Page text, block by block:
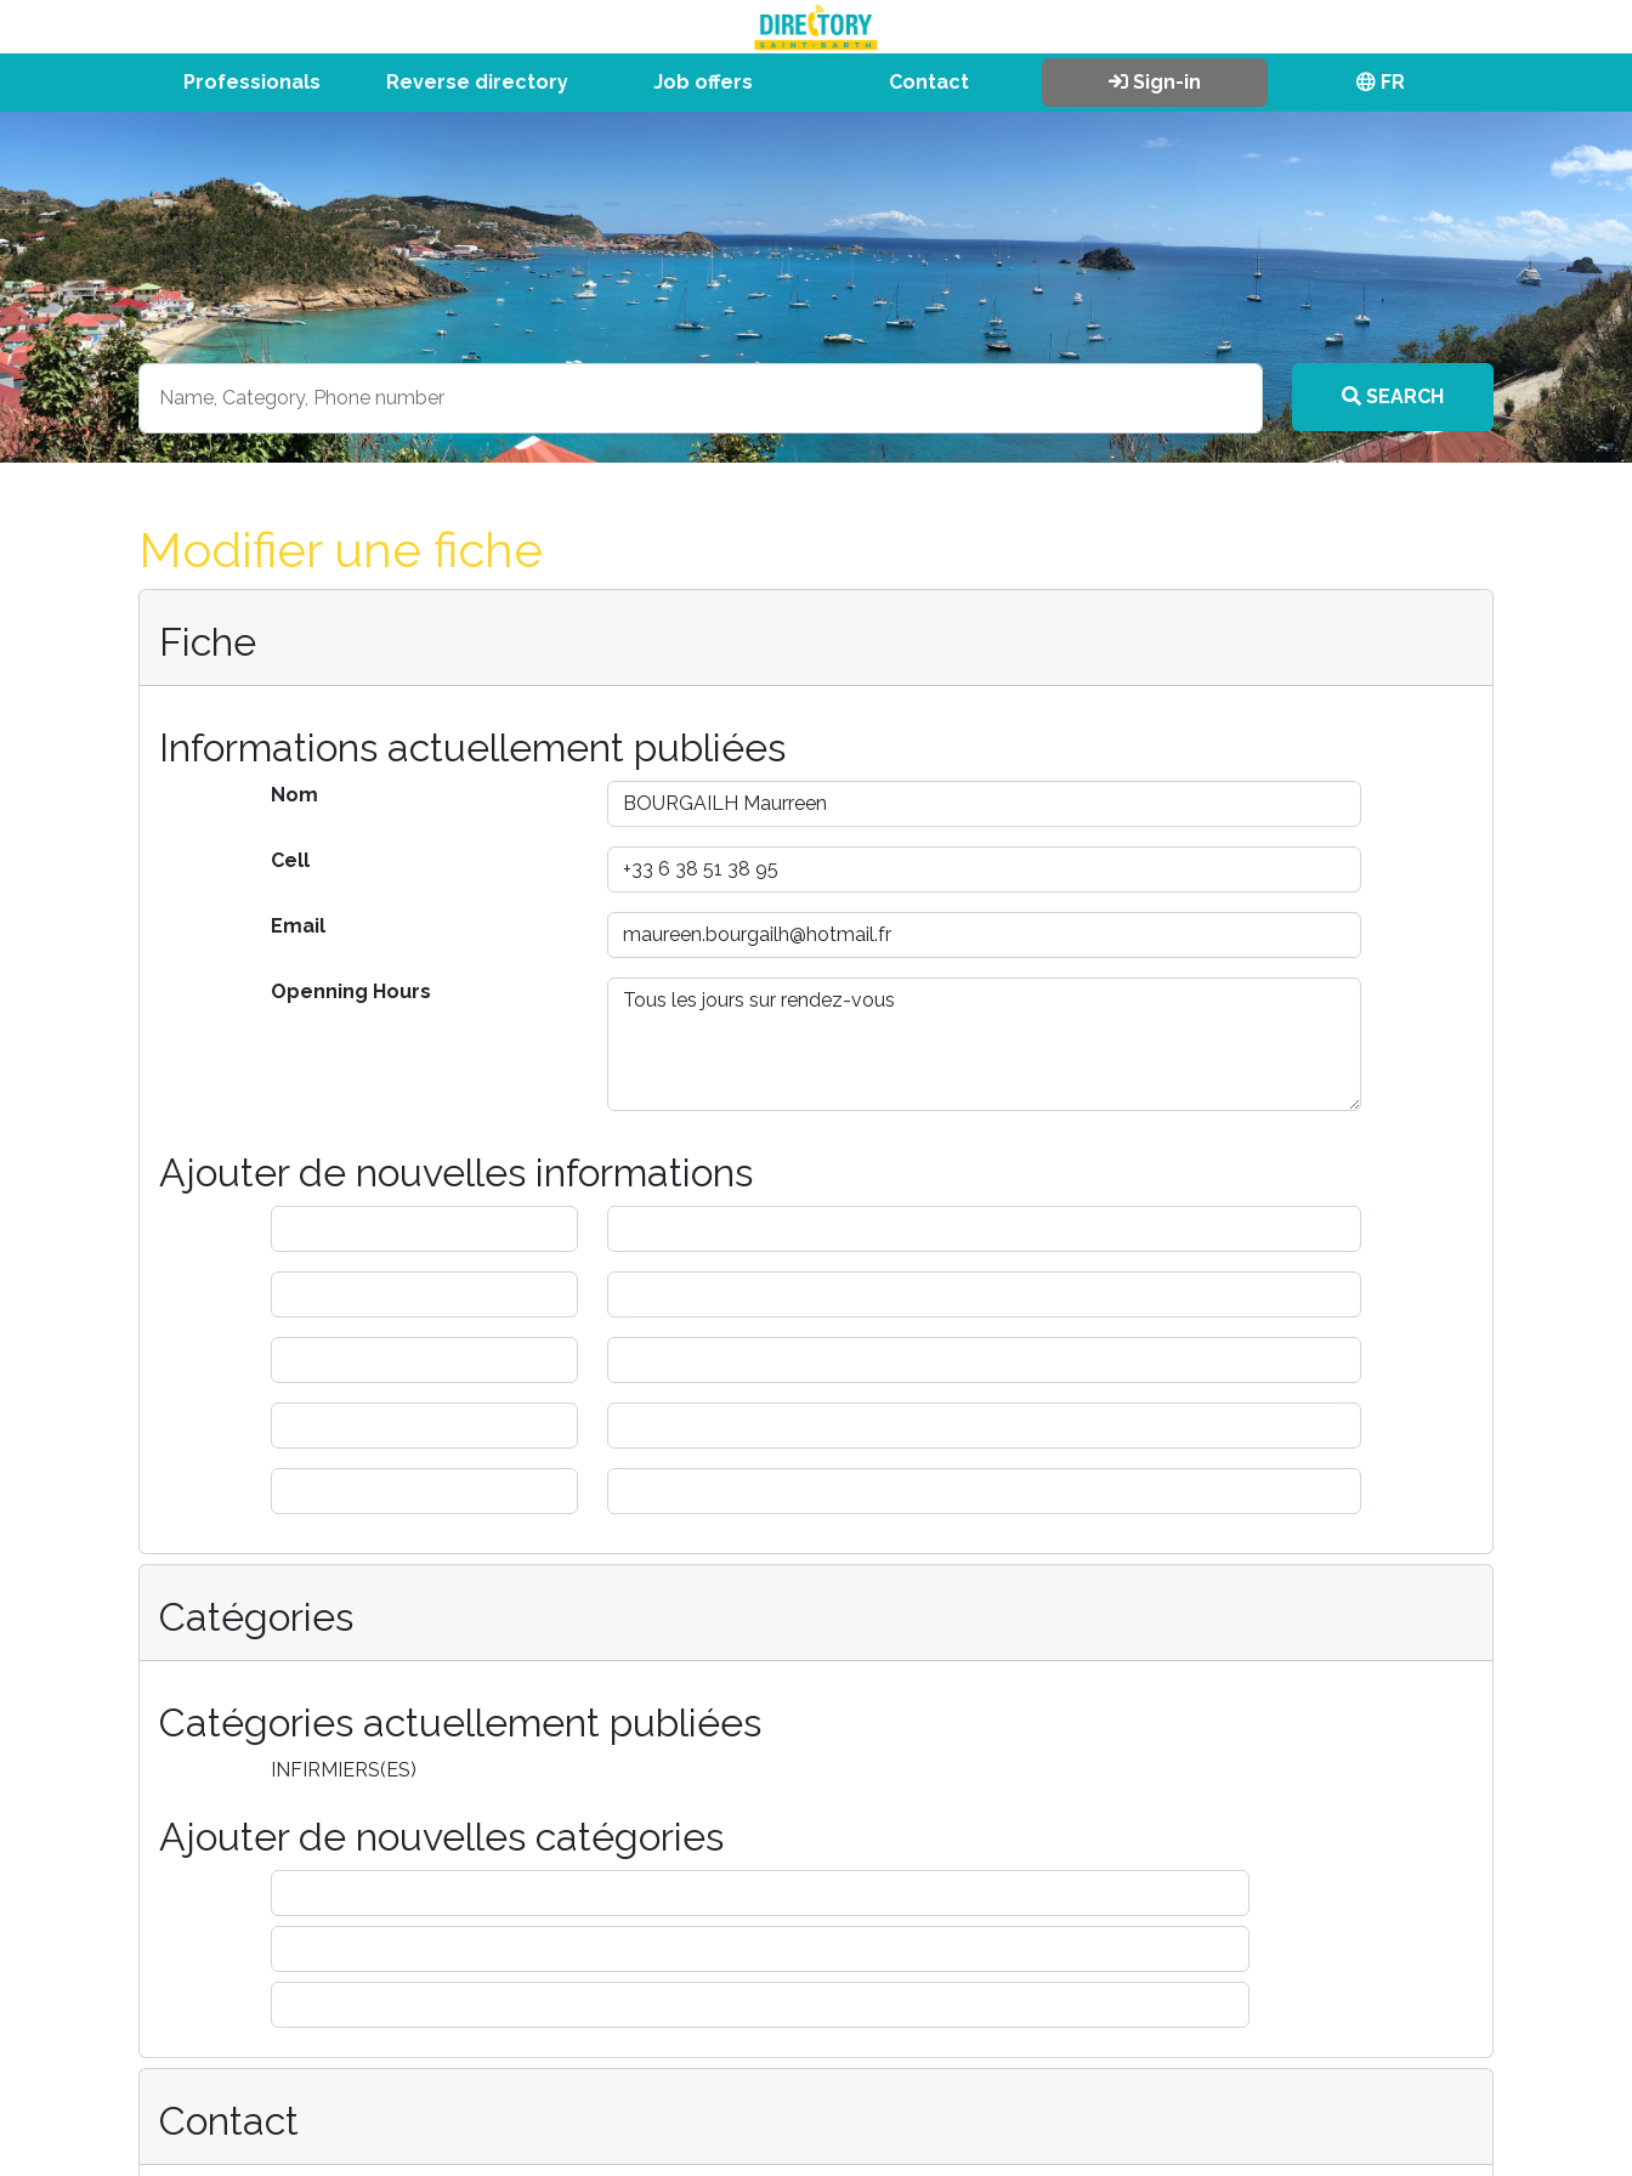
Professionals Reverse directory Job offers Contact Sign-in FR
SEARCH
Modifier une fiche
Fiche
Informations actuellement publiées
Nom
Cell
Email
Openning Hours
Ajouter de nouvelles informations
Catégories
Catégories actuellement publiées
INFIRMIERS(ES)
Ajouter de nouvelles catégories
Contact